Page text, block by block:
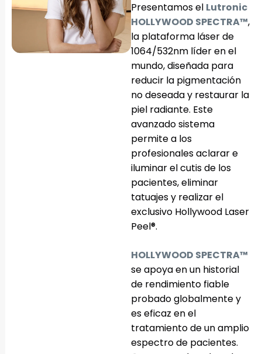
Presentamos el Lutronic
HOLLYWOOD SPECTRA™,
la plataforma láser de
1064/532nm líder en el
mundo, diseñada para
reducir la pigmentación
no deseada y restaurar la
piel radiante. Este
avanzado sistema
permite a los
profesionales aclarar e
iluminar el cutis de los
pacientes, eliminar
tatuajes y realizar el
exclusivo Hollywood Laser
Peel®.
HOLLYWOOD SPECTRA™
se apoya en un historial
de rendimiento fiable
probado globalmente y
es eficaz en el
tratamiento de un amplio
espectro de pacientes.